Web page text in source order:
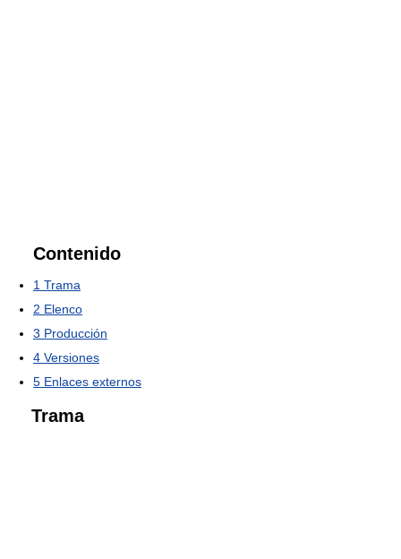
Contenido
1 Trama
2 Elenco
3 Producción
4 Versiones
5 Enlaces externos
Trama